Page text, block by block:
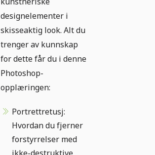
designelementer i
skisseaktig look. Alt du
trenger av kunnskap
for dette får du i denne
Photoshop-
opplæringen:
Portrettretusj:
Hvordan du fjerner
forstyrrelser med